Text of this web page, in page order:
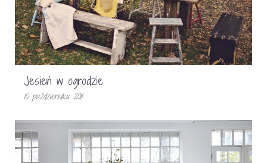
Jesień w ogrodzie
10 października 2011